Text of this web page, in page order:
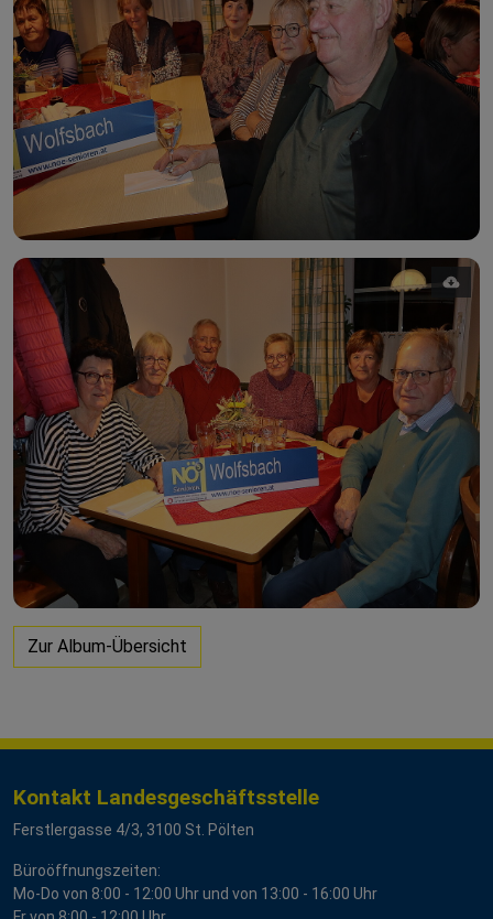
Zur Album-Übersicht
Kontakt Landesgeschäftsstelle
Ferstlergasse 4/3, 3100 St. Pölten
Büroöffnungszeiten:
Mo-Do von 8:00 - 12:00 Uhr und von 13:00 - 16:00 Uhr